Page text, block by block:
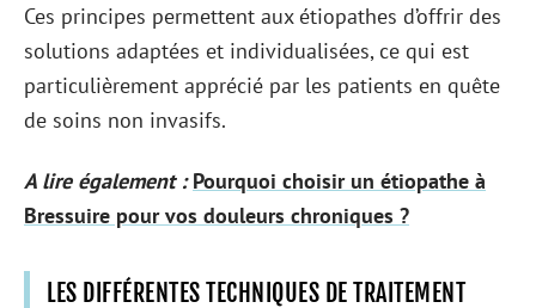
Ces principes permettent aux étiopathes d’offrir des
solutions adaptées et individualisées, ce qui est
particulièrement apprécié par les patients en quête
de soins non invasifs.
A lire également : Pourquoi choisir un étiopathe à
Bressuire pour vos douleurs chroniques ?
LES DIFFÉRENTES TECHNIQUES DE TRAITEMENT